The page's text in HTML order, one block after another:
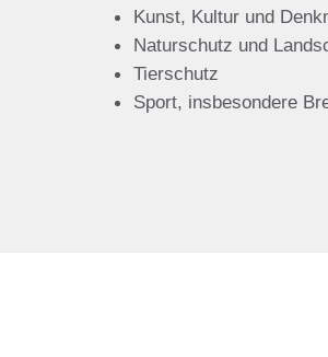
Kunst, Kultur und
Naturschutz und
Tierschutz
Sport, insbesondere